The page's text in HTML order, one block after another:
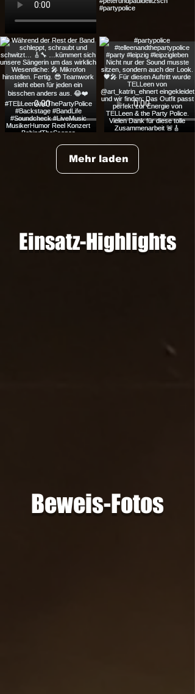
Mehr laden
Einsatz-Highlights
Beweis-Fotos